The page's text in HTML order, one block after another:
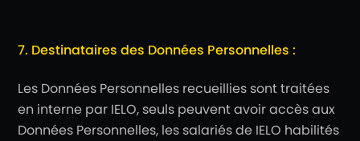
7. Destinataires des Données Personnelles :
Les Données Personnelles recueillies sont traitées
en interne par IELO, seuls peuvent avoir accès aux
Données Personnelles, les salariés de IELO habilités